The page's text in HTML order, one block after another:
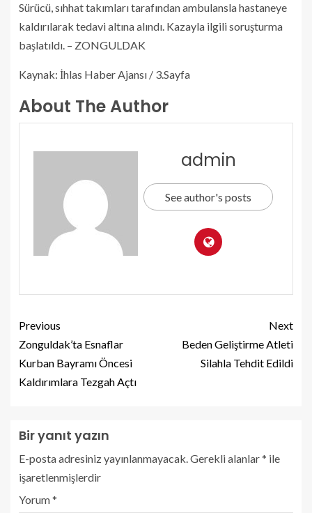
Sürücü, sıhhat takımları tarafından ambulansla hastaneye
kaldırılarak tedavi altına alındı. Kazayla ilgili soruşturma
başlatıldı. – ZONGULDAK
Kaynak: İhlas Haber Ajansı / 3.Sayfa
About The Author
admin
See author's posts
Previous
Zonguldak’ta Esnaflar
Kurban Bayramı Öncesi
Kaldırımlara Tezgah Açtı
Next
Beden Geliştirme Atleti
Silahla Tehdit Edildi
Bir yanıt yazın
E-posta adresiniz yayınlanmayacak.Gerekli alanlar* ile
işaretlenmişlerdir
Yorum*